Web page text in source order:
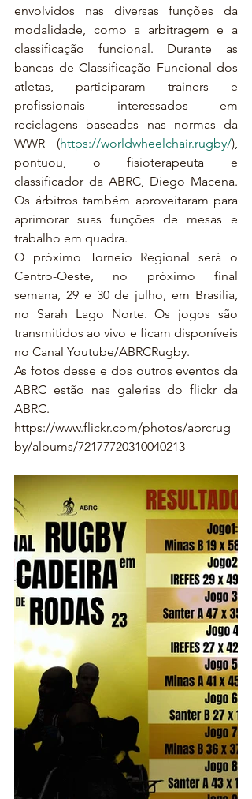
envolvidos nas diversas funções da
modalidade, como a arbitragem e a
classificação funcional. Durante as
bancas de Classificação Funcional dos
atletas, participaram trainers e
profissionais interessados em
reciclagens baseadas nas normas da
WWR (https://worldwheelchair.rugby/),
pontuou, o fisioterapeuta e
classificador da ABRC, Diego Macena.
Os árbitros também aproveitaram para
aprimorar suas funções de mesas e
trabalho em quadra.
O próximo Torneio Regional será o
Centro-Oeste, no próximo final
semana, 29 e 30 de julho, em Brasília,
no Sarah Lago Norte. Os jogos são
transmitidos ao vivo e ficam disponíveis
no Canal Youtube/ABRCRugby.
As fotos desse e dos outros eventos da
ABRC estão nas galerias do flickr da
ABRC.
https://www.flickr.com/photos/abrcrug
by/albums/72177720310040213